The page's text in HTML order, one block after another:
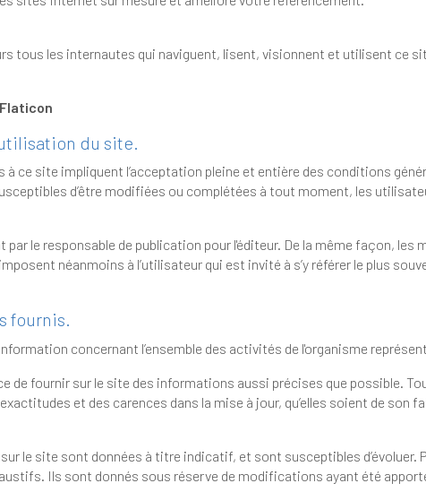
Sont considérés comme utilisateurs tous les internautes qui naviguent, lisent, visionnent et
du site.
pleine et entière des conditions générales d’utilisation ci-après décrites.
utilisateurs du site sont donc invités à les
de publication pour l'éditeur. De la même façon, les mentions légales peuvent être
qui est invité à s’y référer le plus souvent possible afin d’en prendre
fournis.
Le site a pour objet de fournir une information concernant l’ensemble des activités de
site des informations aussi précises que possible. Toutefois, il ne pourra être tenu
à jour, qu’elles soient de son fait ou du fait des tiers partenaires qui lui
à titre indicatif, et sont susceptibles d’évoluer. Par ailleurs, les renseignements
figurant sur le site ne sont pas exhaustifs. Ils sont donnés sous réserve de